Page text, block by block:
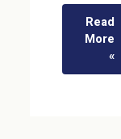
Read
More
»